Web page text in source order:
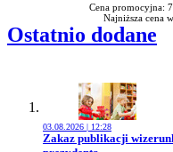
Cena promocyjna:
Najniższa cena
Ostatnio dodane
03.08.2026 | 12:28
Przejdź do artykułu:
Zakaz publikacji